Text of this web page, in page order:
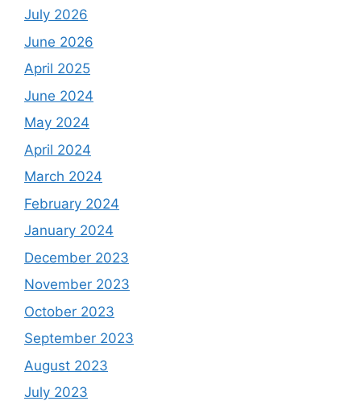
July 2026
June 2026
April 2025
June 2024
May 2024
April 2024
March 2024
February 2024
January 2024
December 2023
November 2023
October 2023
September 2023
August 2023
July 2023